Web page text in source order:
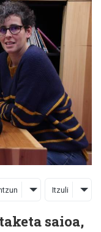
Itzuli
saioa,